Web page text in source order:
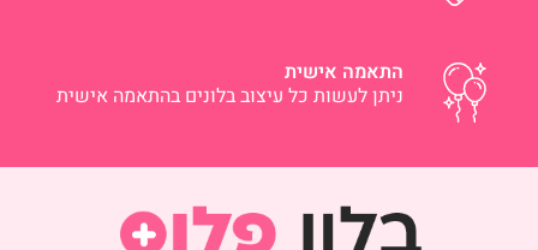
התאמה אישית
ניתן לעשות כל עיצוב בלונים בהתאמה אישית